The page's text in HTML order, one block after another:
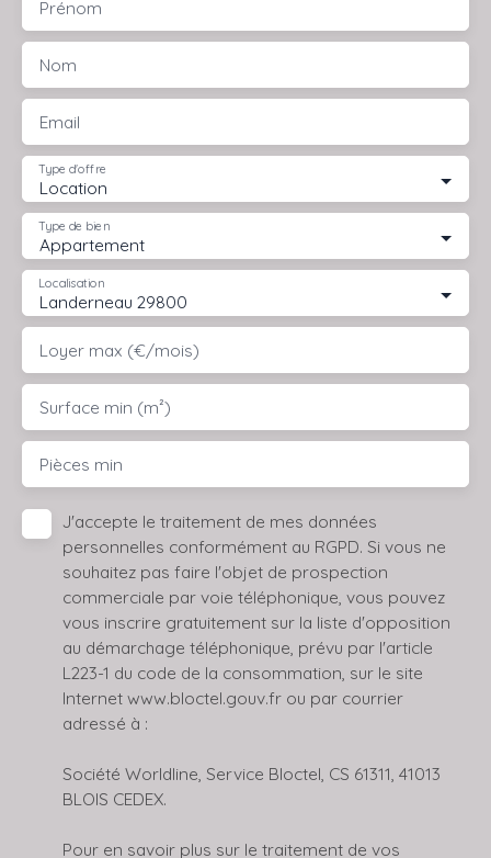
Prénom
Nom
Email
Location
Type d'offre
Appartement
Type de bien
Landerneau 29800
Localisation
Loyer max (€/mois)
Surface min (m²)
Pièces min
J'accepte le traitement de mes données
personnelles conformément au RGPD. Si vous ne
souhaitez pas faire l'objet de prospection
commerciale par voie téléphonique, vous pouvez
vous inscrire gratuitement sur la liste d'opposition
au démarchage téléphonique, prévu par l'article
L223-1 du code de la consommation, sur le site
Internet www.bloctel.gouv.fr ou par courrier
adressé à :
Société Worldline, Service Bloctel, CS 61311, 41013
BLOIS CEDEX.
Pour en savoir plus sur le traitement de vos